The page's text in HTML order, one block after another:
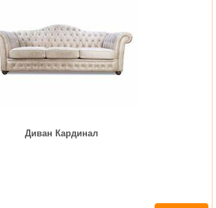
Диван Кардинал